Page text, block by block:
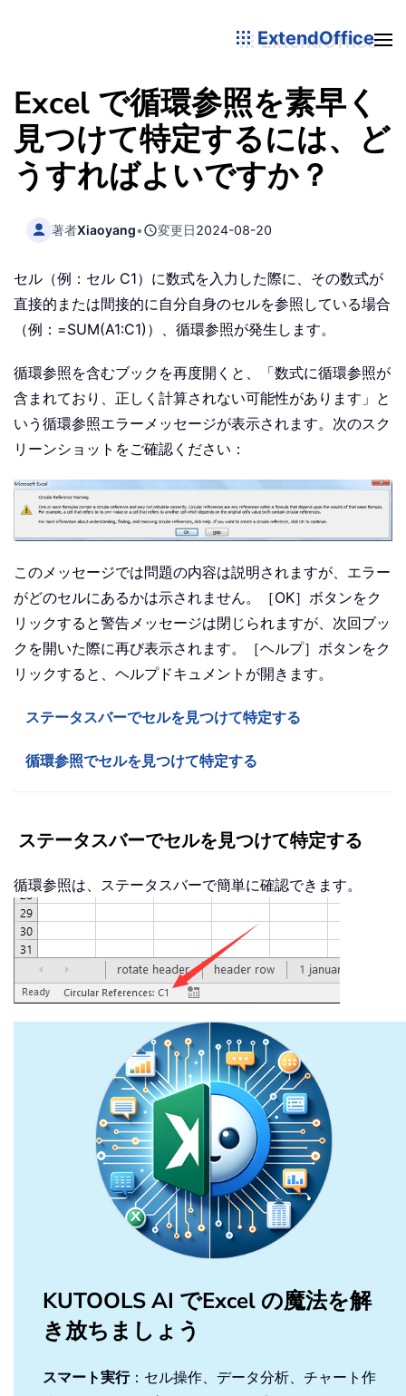
ExtendOffice
Excel で循環参照を素早く
見つけて特定するには、ど
うすればよいですか？
著者Xiaoyang• 変更日2024-08-20
セル（例：セル C1）に数式を入力した際に、その数式が
直接的または間接的に自分自身のセルを参照している場合
（例：=SUM(A1:C1)）、循環参照が発生します。
循環参照を含むブックを再度開くと、「数式に循環参照が
含まれており、正しく計算されない可能性があります」と
いう循環参照エラーメッセージが表示されます。次のスク
リーンショットをご確認ください：
このメッセージでは問題の内容は説明されますが、エラー
がどのセルにあるかは示されません。［OK］ボタンをク
リックすると警告メッセージは閉じられますが、次回ブッ
クを開いた際に再び表示されます。［ヘルプ］ボタンをク
リックすると、ヘルプドキュメントが開きます。
ステータスバーでセルを見つけて特定する
循環参照でセルを見つけて特定する
ステータスバーでセルを見つけて特定する
循環参照は、ステータスバーで簡単に確認できます。
KUTOOLS AI でExcel の魔法を解
き放ちましょう
スマート実行：セル操作、データ分析、チャート作